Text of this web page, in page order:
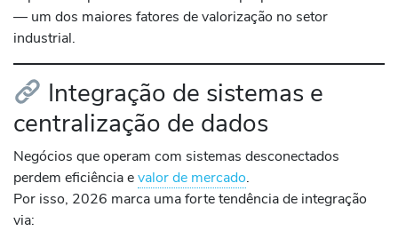
— um dos maiores fatores de valorização no setor
industrial.
Integração de sistemas e
centralização de dados
Negócios que operam com sistemas desconectados
perdem eficiência evalor de mercado.
Por isso, 2026 marca uma forte tendência de integração
via: